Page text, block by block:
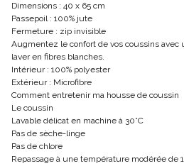
Dimensions : 40 x 65 cm
Passepoil : 100% jute
Fermeture : zip invisible
Augmentez le confort de vos coussins avec
laver en fibres blanches.
Intérieur : 100% polyester
Extérieur : Microfibre
Comment entretenir ma housse de coussin
Le coussin
Lavable délicat en machine à 30°C
Pas de sèche-linge
Pas de chlore
Repassage à une température modérée de